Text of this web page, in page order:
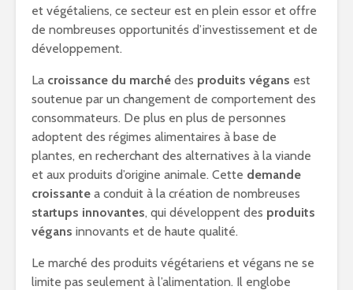
et végétaliens, ce secteur est en plein essor et offre
de nombreuses opportunités d’investissement et de
développement.
La croissance du marché des produits végans est
soutenue par un changement de comportement des
consommateurs. De plus en plus de personnes
adoptent des régimes alimentaires à base de
plantes, en recherchant des alternatives à la viande
et aux produits d’origine animale. Cette demande
croissante a conduit à la création de nombreuses
startups innovantes, qui développent des produits
végans innovants et de haute qualité.
Le marché des produits végétariens et végans ne se
limite pas seulement à l’alimentation. Il englobe